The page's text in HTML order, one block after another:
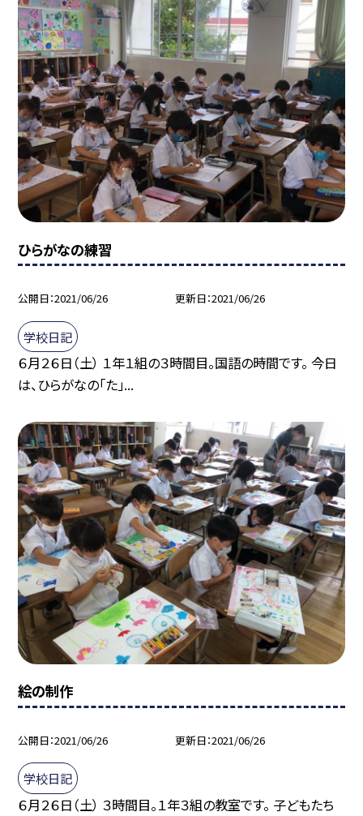
ひらがなの練習
公開日 2021/06/26 更新日 2021/06/26
学校日記
６月２６日（土） １年１組の３時間目。国語の時間です。 今日
は、ひらがなの「た」...
絵の制作
公開日 2021/06/26 更新日 2021/06/26
学校日記
６月２６日（土） ３時間目。１年３組の教室です。 子どもたち